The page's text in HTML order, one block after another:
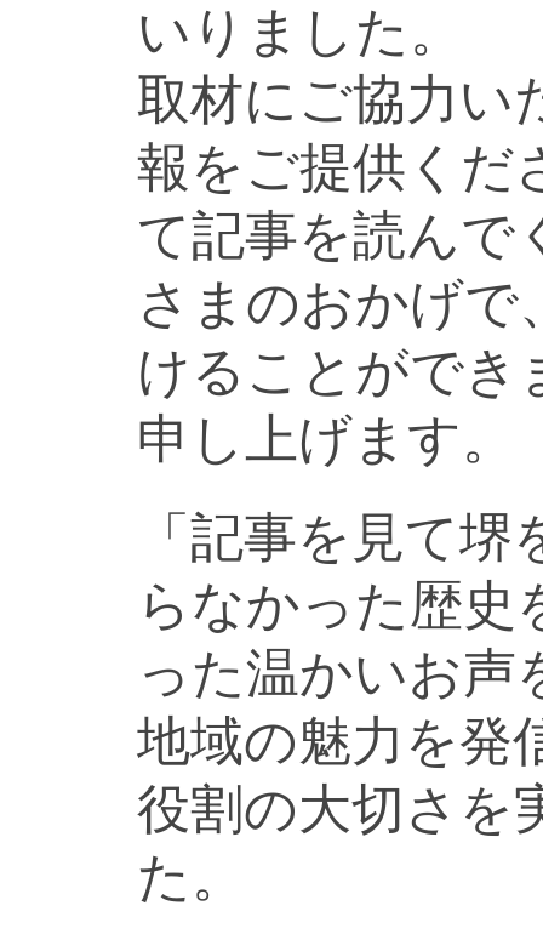
いりました。
取材にご協力い
報をご提供くだ
て記事を読んで
さまのおかげで
けることができ
申し上げます。
「記事を見て
らなかった歴史
った温かいお声
地域の魅力を発
役割の大切さを
た。